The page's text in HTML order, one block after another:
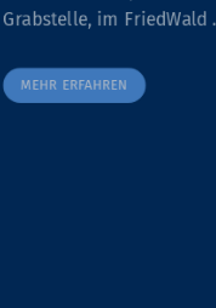
Grabstelle, im FriedWald …
MEHR ERFAHREN